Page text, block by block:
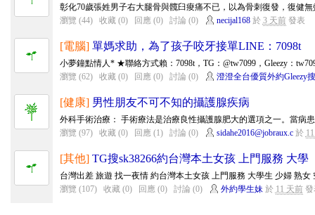
彰化70歲張姓男子右大腿骨與髖臼痠痛不已，以為骨刺復發，復健
瀏覽 (44)
收藏 (0) 回應 (0) 討論 (0) necijal168於 3 天前發表
[電腦] 單媽求助，為了孩子咬牙接單LINE：7098t
小夢鐘點情人* ★聯絡方式賴：7098t，TG：@tw7099，Gleezy：
瀏覽 (62)
收藏 (0) 回應 (0) 討論 (0) 澄澄全台優質外約Gleezy
[健康] 男性朋友不可不知的攝護腺疾病
外科手術治療： 手術療法是治療良性攝護腺肥大的選項之一。當病
瀏覽 (97)
收藏 (0) 回應 (1) 討論 (0) sidahe2016@jobraux.c於
[其他] TG搜sk38266約台灣本土女孩 上門服務 大學
台灣出差 旅遊 找一夜情 約台灣本土女孩 上門服務 大學生 少婦 熟女
瀏覽 (107)
收藏 (0) 回應 (0) 討論 (0) 外約學生妹於 11 天前發